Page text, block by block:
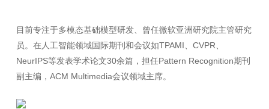
目前专注于多模态基础模型研发、曾任微软亚洲研究院主管研究
员。在人工智能领域国际期刊和会议如TPAMI、CVPR、
NeurIPS等发表学术论文30余篇，担任Pattern Recognition期刊